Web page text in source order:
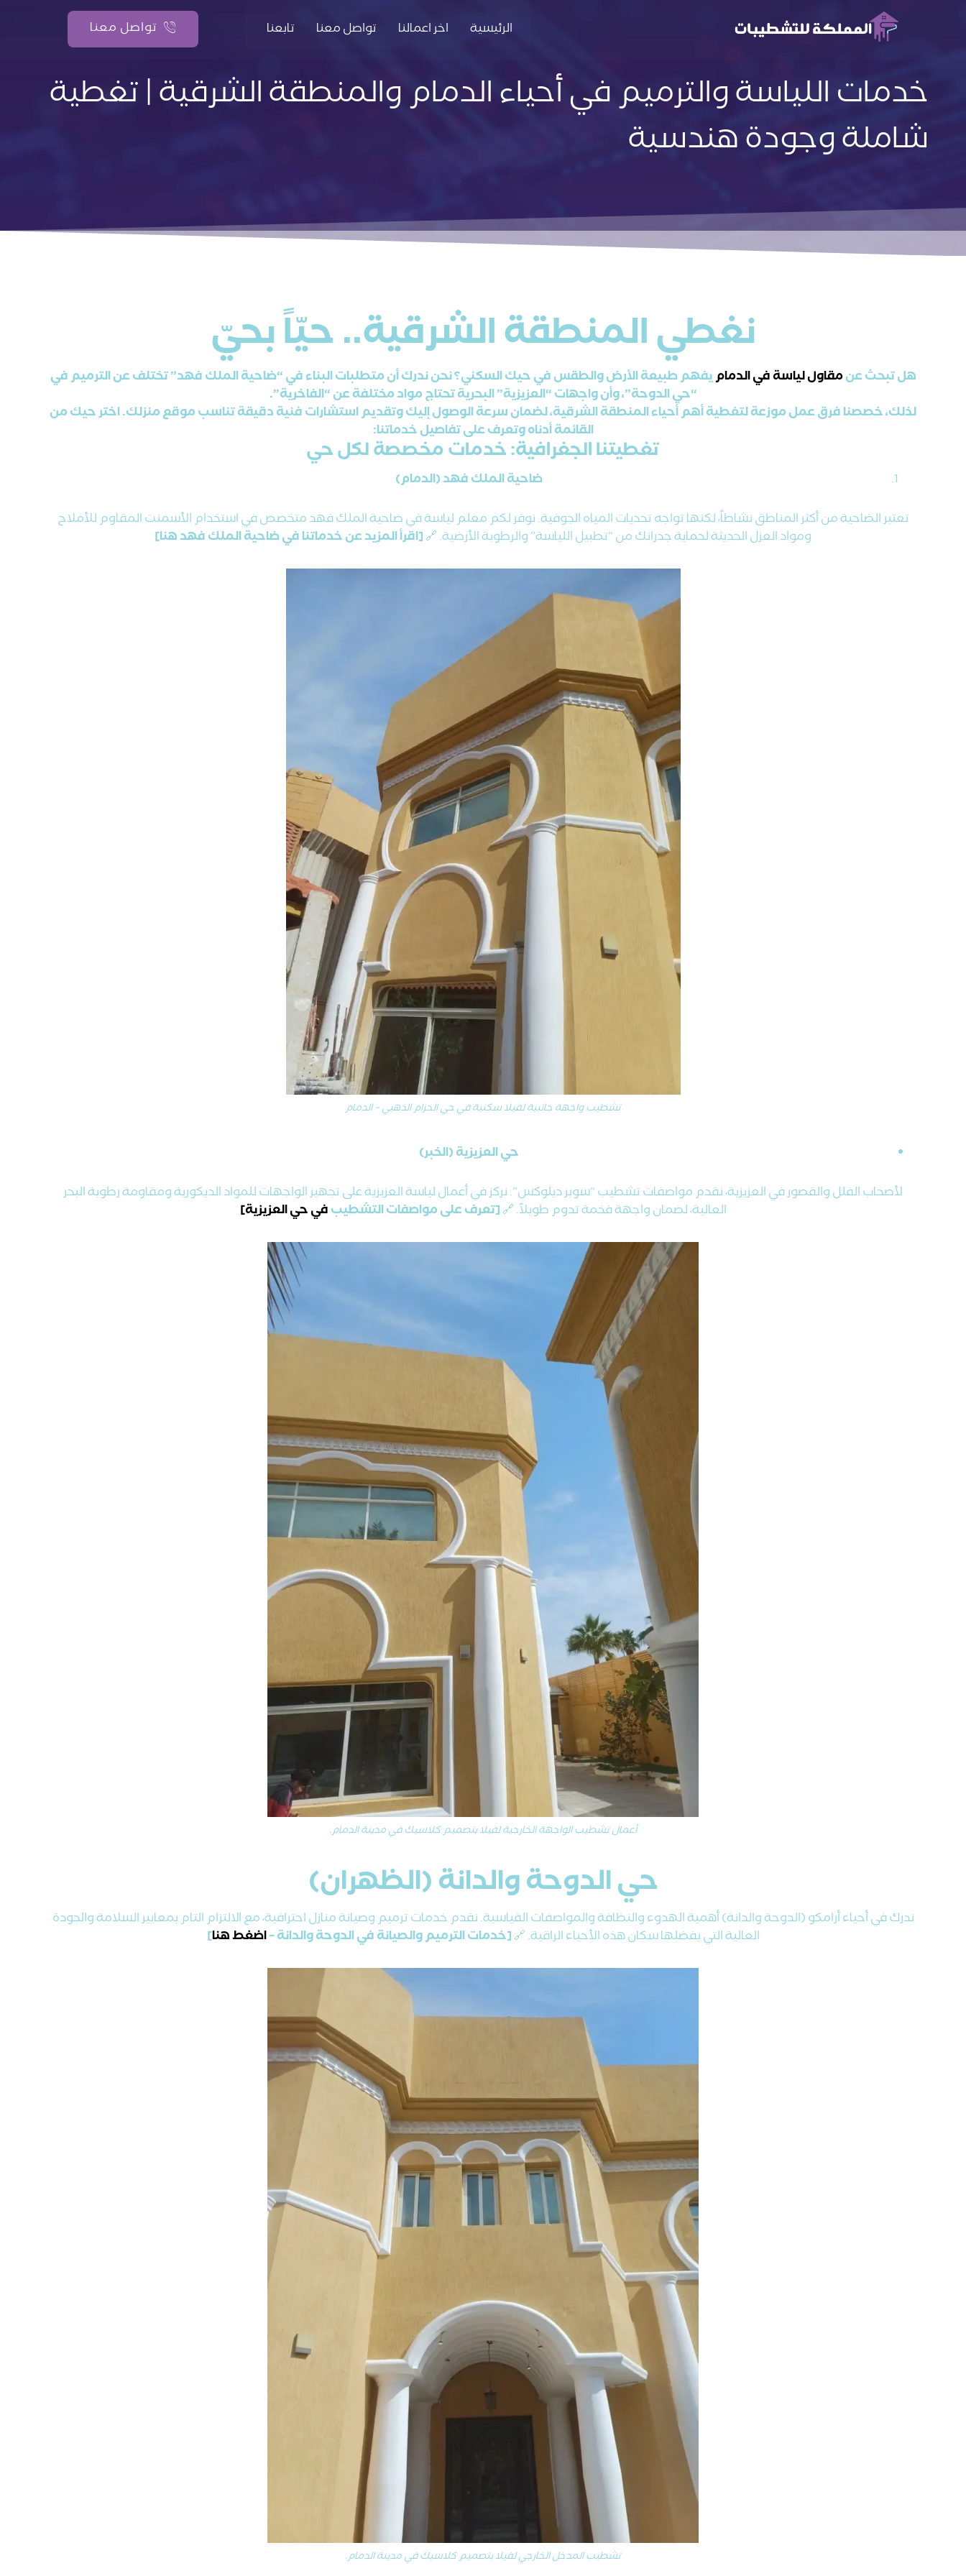
الرئيسية اخر اعمالنا تواصل معنا تابعنا تواصل معنا
خدمات اللياسة والترميم في أحياء الدمام والمنطقة الشرقية | تغطية
شاملة وجودة هندسية
نغطي المنطقة الشرقية.. حيّاً بحيّ
هل تبحث عنمقاول لياسة في الدماميفهم طبيعة الأرض والطقس في حيك السكني؟ نحن ندرك أن متطلبات البناء في “ضاحية الملك فهد” تختلف عن الترميم في
“حي الدوحة”، وأن واجهات “العزيزية” البحرية تحتاج مواد مختلفة عن “الفاخرية”.
لذلك، خصصنا فرق عمل موزعة لتغطية أهم أحياء المنطقة الشرقية، لضمان سرعة الوصول إليك وتقديم استشارات فنية دقيقة تناسب موقع منزلك. اختر حيك من
القائمة أدناه وتعرف على تفاصيل خدماتنا:
تغطيتنا الجغرافية: خدمات مخصصة لكل حي
ضاحية الملك فهد (الدمام)
تعتبر الضاحية من أكثر المناطق نشاطاً، لكنها تواجه تحديات المياه الجوفية. نوفر لكم معلم لياسة في ضاحية الملك فهد متخصص في استخدام الأسمنت المقاوم للأملاح
ومواد العزل الحديثة لحماية جدرانك من “تطبيل اللياسة” والرطوبة الأرضية. 🔗[اقرأ المزيد عن خدماتنا في ضاحية الملك فهد هنا]
تشطيب واجهة جانبية لفيلا سكنية في حي الحزام الذهبي – الدمام
حي العزيزية (الخبر)
لأصحاب الفلل والقصور في العزيزية، نقدم مواصفات تشطيب “سوبر ديلوكس”. نركز في أعمال لياسة العزيزية على تجهيز الواجهات للمواد الديكورية ومقاومة رطوبة البحر
العالية، لضمان واجهة فخمة تدوم طويلاً. 🔗[تعرف على مواصفات التشطيبفي حي العزيزية]
أعمال تشطيب الواجهة الخارجية لفيلا بتصميم كلاسيك في مدينة الدمام.
حي الدوحة والدانة (الظهران)
ندرك في أحياء أرامكو (الدوحة والدانة) أهمية الهدوء والنظافة والمواصفات القياسية. نقدم خدمات ترميم وصيانة منازل احترافية، مع الالتزام التام بمعايير السلامة والجودة
العالية التي يفضلها سكان هذه الأحياء الراقية. 🔗[خدمات الترميم والصيانة في الدوحة والدانة –اضغط هنا]
تشطيب المدخل الخارجي لفيلا بتصميم كلاسيك في مدينة الدمام.